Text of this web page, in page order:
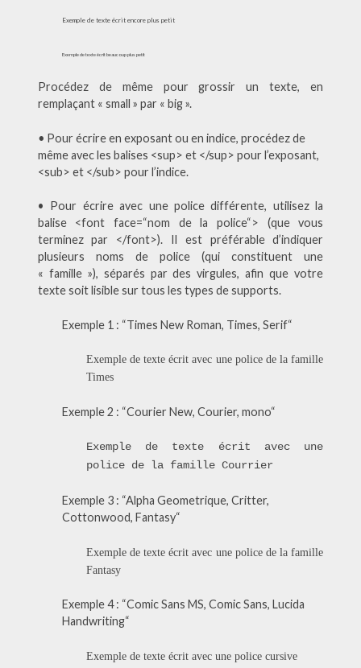
Exemple de texte écrit encore plus petit
Exemple de texte écrit beaucoup plus petit
Procédez de même pour grossir un texte, en
remplaçant « small » par « big ».
• Pour écrire en exposant ou en indice, procédez de
même avec les balises <sup> et </sup> pour l’exposant,
<sub> et </sub> pour l’indice.
• Pour écrire avec une police différente, utilisez la
balise <font face=“nom de la police“> (que vous
terminez par </font>). Il est préférable d’indiquer
plusieurs noms de police (qui constituent une
« famille »), séparés par des virgules, afin que votre
texte soit lisible sur tous les types de supports.
Exemple 1 : “Times New Roman, Times, Serif“
Exemple de texte écrit avec une police de la famille
Times
Exemple 2 : “Courier New, Courier, mono“
Exemple de texte écrit avec une
police de la famille Courrier
Exemple 3 : “Alpha Geometrique, Critter,
Cottonwood, Fantasy“
Exemple de texte écrit avec une police de la famille
Fantasy
Exemple 4 : “Comic Sans MS, Comic Sans, Lucida
Handwriting“
Exemple de texte écrit avec une police cursive